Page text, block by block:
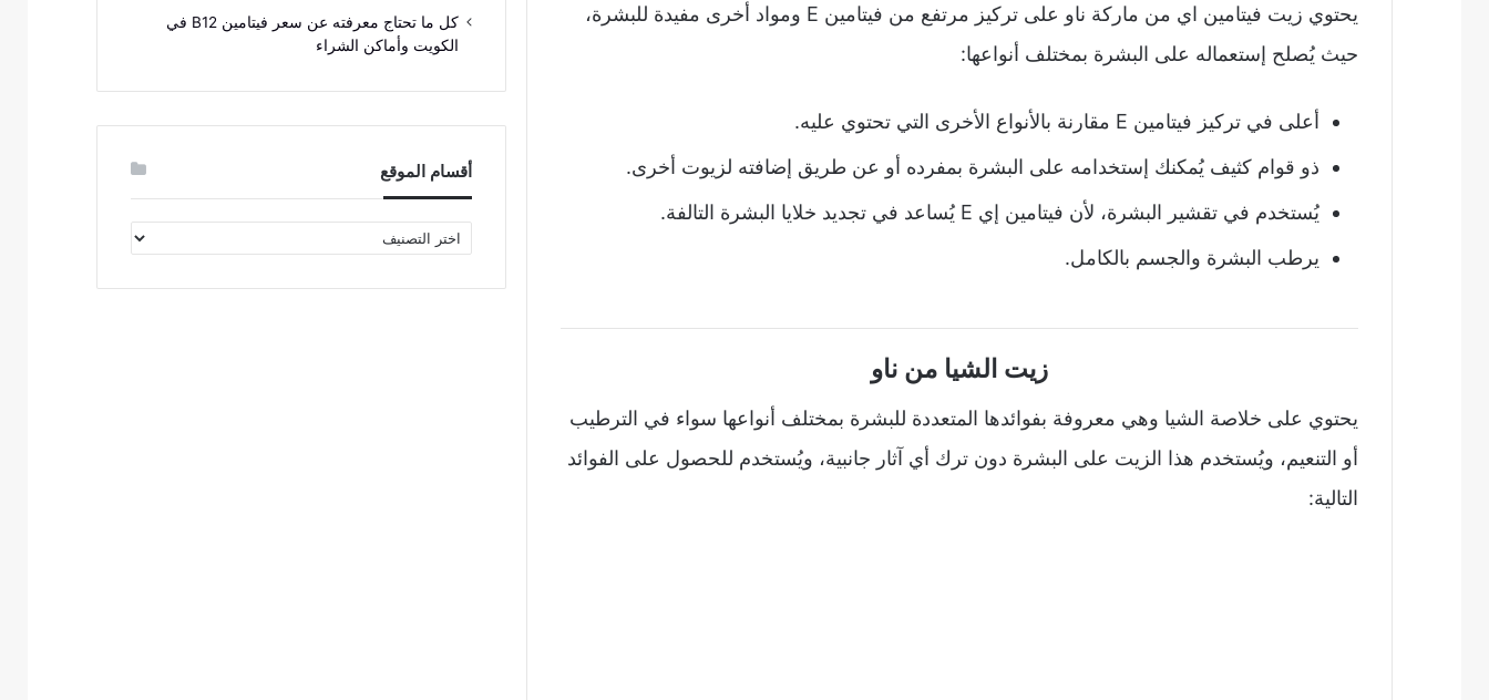
يحتوي زيت فيتامين اي من ماركة ناو على تركيز مرتفع من فيتامين E ومواد أخرى مفيدة للبشرة،
حيث يُصلح إستعماله على البشرة بمختلف أنواعها:
أعلى في تركيز فيتامين E مقارنة بالأنواع الأخرى التي تحتوي عليه.
ذو قوام كثيف يُمكنك إستخدامه على البشرة بمفرده أو عن طريق إضافته لزيوت أخرى.
يُستخدم في تقشير البشرة، لأن فيتامين إي E يُساعد في تجديد خلايا البشرة التالفة.
يرطب البشرة والجسم بالكامل.
زيت الشيا من ناو
يحتوي على خلاصة الشيا وهي معروفة بفوائدها المتعددة للبشرة بمختلف أنواعها سواء في الترطيب
أو التنعيم، ويُستخدم هذا الزيت على البشرة دون ترك أي آثار جانبية، ويُستخدم للحصول على الفوائد
التالية:
كل ما تحتاج معرفته عن سعر فيتامين B12 في
الكويت وأماكن الشراء
أقسام الموقع
أقسام
الموقع